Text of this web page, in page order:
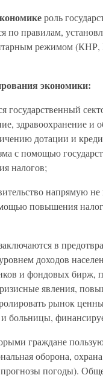
роль
по правилам,
режимом
экономики:
государственный
здравоохранение и
дотации и
с помощью
налогов;
напрямую
повышения
в
доходов
и фондовых
явления,
рынок
больницы,
граждане
оборона,
погоды).